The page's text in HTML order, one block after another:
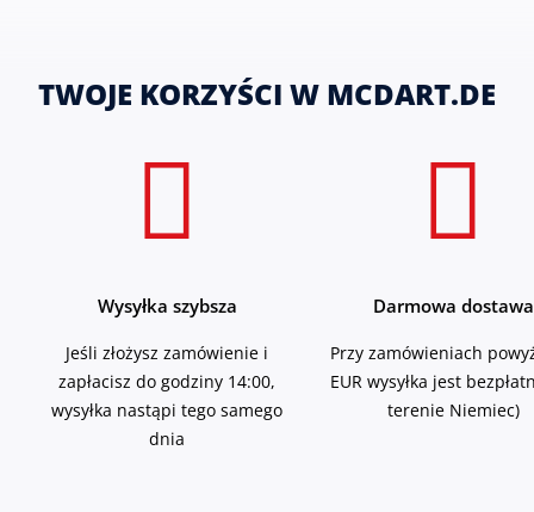
TWOJE KORZYŚCI W MCDART.DE
Wysyłka szybsza
Jeśli złożysz zamówienie i
zapłacisz do godziny 14:00,
wysyłka nastąpi tego samego
dnia
Darmowa dostawa
Przy zamówieniach
EUR wysyłka jest
terenie Niemiec)